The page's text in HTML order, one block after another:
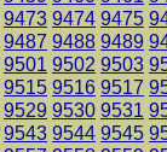
9473 9474 9475
9487 9488 9489
9501 9502 9503
9515 9516 9517
9529 9530 9531
9543 9544 9545